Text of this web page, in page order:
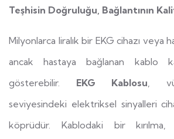
Teşhisin Doğruluğu, Bağlantının
Milyonlarca liralık bir EKG cihazı veya
ancak hastaya bağlanan kablo
gösterebilir. EKG Kablosu ,
seviyesindeki elektriksel sinyalleri
köprüdür. Kablodaki bir kırılma,